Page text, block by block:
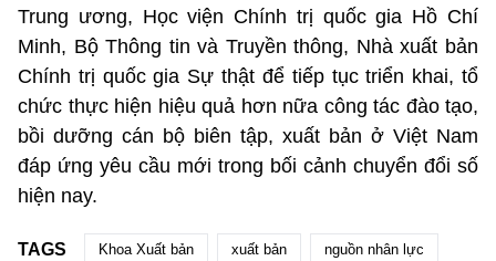
Trung ương, Học viện Chính trị quốc gia Hồ Chí
Minh, Bộ Thông tin và Truyền thông, Nhà xuất bản
Chính trị quốc gia Sự thật để tiếp tục triển khai, tổ
chức thực hiện hiệu quả hơn nữa công tác đào tạo,
bồi dưỡng cán bộ biên tập, xuất bản ở Việt Nam
đáp ứng yêu cầu mới trong bối cảnh chuyển đổi số
hiện nay.
TAGS Khoa Xuất bản xuất bản nguồn nhân lực